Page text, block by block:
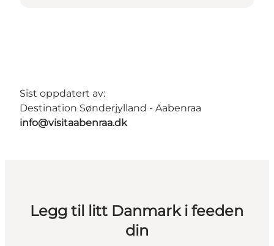
Sist oppdatert av:
Destination Sønderjylland - Aabenraa
info@visitaabenraa.dk
Legg til litt Danmark i feeden
din